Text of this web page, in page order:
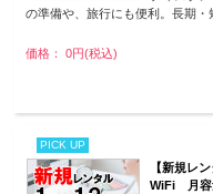
の準備や、旅行にも便利。長期・
価格： 0円(税込)
PICK UP
【新規レ
WiFi 月容